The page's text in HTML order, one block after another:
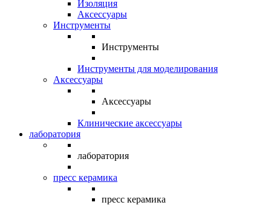
Изоляция
Аксессуары
Инструменты
Инструменты
Инструменты для моделирования
Аксессуары
Аксессуары
Клинические аксессуары
лаборатория
лаборатория
пресс керамика
пресс керамика